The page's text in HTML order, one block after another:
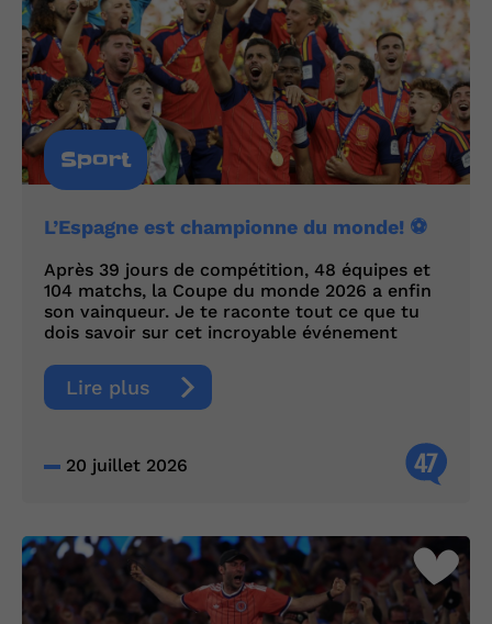
Sport
L’Espagne est championne du monde! ⚽
Après 39 jours de compétition, 48 équipes et
104 matchs, la Coupe du monde 2026 a enfin
son vainqueur. Je te raconte tout ce que tu
dois savoir sur cet incroyable événement
Lire plus
20 juillet 2026 47